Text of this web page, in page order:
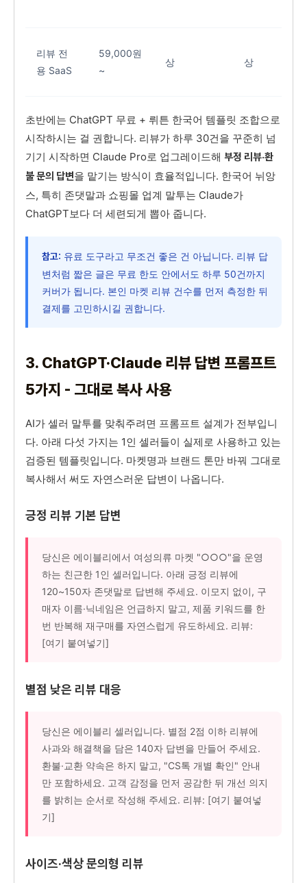
리뷰 전
용 SaaS
59,000원
~
상 상
초반에는 ChatGPT 무료 + 뤼튼 한국어 템플릿 조합으로
시작하시는 걸 권합니다. 리뷰가 하루 30건을 꾸준히 넘
기기 시작하면 Claude Pro로 업그레이드해 부정 리뷰·환
불 문의 답변을 맡기는 방식이 효율적입니다. 한국어 뉘앙
스, 특히 존댓말과 쇼핑몰 업계 말투는 Claude가
ChatGPT보다 더 세련되게 뽑아 줍니다.
참고: 유료 도구라고 무조건 좋은 건 아닙니다. 리뷰 답
변처럼 짧은 글은 무료 한도 안에서도 하루 50건까지
커버가 됩니다. 본인 마켓 리뷰 건수를 먼저 측정한 뒤
결제를 고민하시길 권합니다.
3. ChatGPT·Claude 리뷰 답변 프롬프트
5가지 - 그대로 복사 사용
AI가 셀러 말투를 맞춰주려면 프롬프트 설계가 전부입니
다. 아래 다섯 가지는 1인 셀러들이 실제로 사용하고 있는
검증된 템플릿입니다. 마켓명과 브랜드 톤만 바꿔 그대로
복사해서 써도 자연스러운 답변이 나옵니다.
긍정 리뷰 기본 답변
당신은 에이블리에서 여성의류 마켓 "○○○"을 운영
하는 친근한 1인 셀러입니다. 아래 긍정 리뷰에
120~150자 존댓말로 답변해 주세요. 이모지 없이, 구
매자 이름·닉네임은 언급하지 말고, 제품 키워드를 한
번 반복해 재구매를 자연스럽게 유도하세요. 리뷰:
[여기 붙여넣기]
별점 낮은 리뷰 대응
당신은 에이블리 셀러입니다. 별점 2점 이하 리뷰에
사과와 해결책을 담은 140자 답변을 만들어 주세요.
환불·교환 약속은 하지 말고, "CS톡 개별 확인" 안내
만 포함하세요. 고객 감정을 먼저 공감한 뒤 개선 의지
를 밝히는 순서로 작성해 주세요. 리뷰: [여기 붙여넣
기]
사이즈·색상 문의형 리뷰